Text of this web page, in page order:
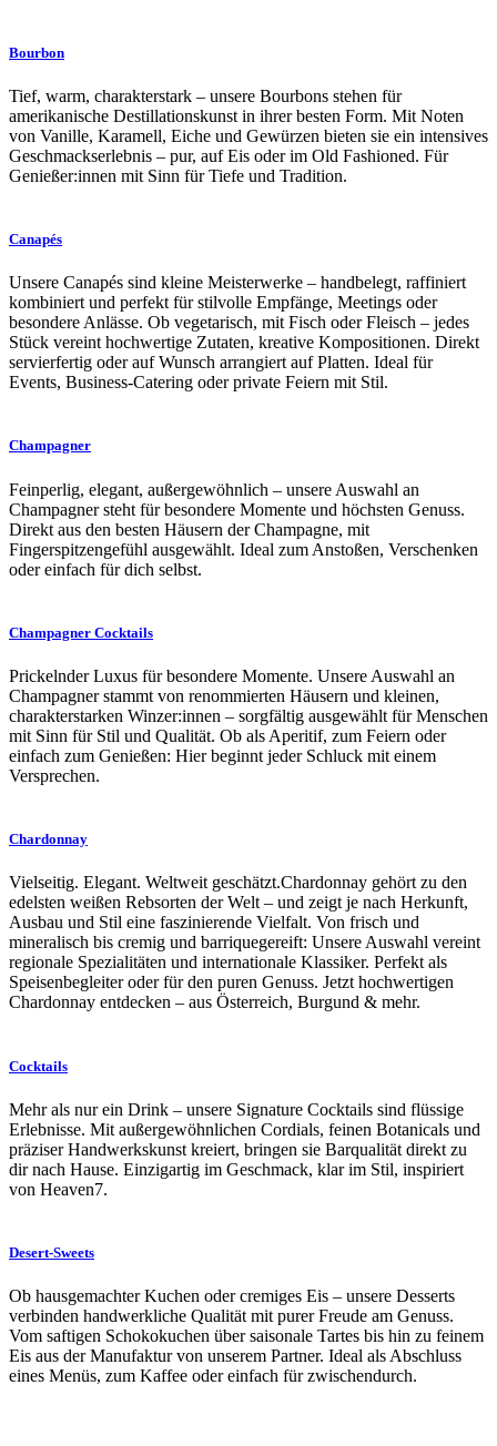
Bourbon
Tief, warm, charakterstark – unsere Bourbons stehen für
amerikanische Destillationskunst in ihrer besten Form. Mit Noten
von Vanille, Karamell, Eiche und Gewürzen bieten sie ein intensives
Geschmackserlebnis – pur, auf Eis oder im Old Fashioned. Für
Genießer:innen mit Sinn für Tiefe und Tradition.
Canapés
Unsere Canapés sind kleine Meisterwerke – handbelegt, raffiniert
kombiniert und perfekt für stilvolle Empfänge, Meetings oder
besondere Anlässe. Ob vegetarisch, mit Fisch oder Fleisch – jedes
Stück vereint hochwertige Zutaten, kreative Kompositionen. Direkt
servierfertig oder auf Wunsch arrangiert auf Platten. Ideal für
Events, Business-Catering oder private Feiern mit Stil.
Champagner
Feinperlig, elegant, außergewöhnlich – unsere Auswahl an
Champagner steht für besondere Momente und höchsten Genuss.
Direkt aus den besten Häusern der Champagne, mit
Fingerspitzengefühl ausgewählt. Ideal zum Anstoßen, Verschenken
oder einfach für dich selbst.
Champagner Cocktails
Prickelnder Luxus für besondere Momente. Unsere Auswahl an
Champagner stammt von renommierten Häusern und kleinen,
charakterstarken Winzer:innen – sorgfältig ausgewählt für Menschen
mit Sinn für Stil und Qualität. Ob als Aperitif, zum Feiern oder
einfach zum Genießen: Hier beginnt jeder Schluck mit einem
Versprechen.
Chardonnay
Vielseitig. Elegant. Weltweit geschätzt.Chardonnay gehört zu den
edelsten weißen Rebsorten der Welt – und zeigt je nach Herkunft,
Ausbau und Stil eine faszinierende Vielfalt. Von frisch und
mineralisch bis cremig und barriquegereift: Unsere Auswahl vereint
regionale Spezialitäten und internationale Klassiker. Perfekt als
Speisenbegleiter oder für den puren Genuss. Jetzt hochwertigen
Chardonnay entdecken – aus Österreich, Burgund & mehr.
Cocktails
Mehr als nur ein Drink – unsere Signature Cocktails sind flüssige
Erlebnisse. Mit außergewöhnlichen Cordials, feinen Botanicals und
präziser Handwerkskunst kreiert, bringen sie Barqualität direkt zu
dir nach Hause. Einzigartig im Geschmack, klar im Stil, inspiriert
von Heaven7.
Desert-Sweets
Ob hausgemachter Kuchen oder cremiges Eis – unsere Desserts
verbinden handwerkliche Qualität mit purer Freude am Genuss.
Vom saftigen Schokokuchen über saisonale Tartes bis hin zu feinem
Eis aus der Manufaktur von unserem Partner. Ideal als Abschluss
eines Menüs, zum Kaffee oder einfach für zwischendurch.